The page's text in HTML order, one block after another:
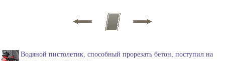
Водяной пистолетик, способный прорезать бетон, поступил на